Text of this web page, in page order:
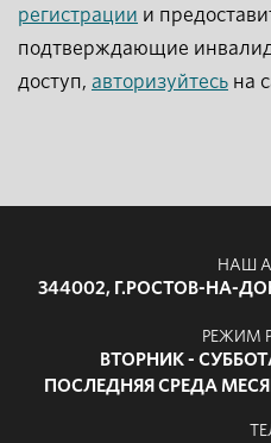
регистрации и
подтверждающие
доступ, авторизуйтесь на
НАШ
344002, Г.РОСТОВ-НА-
РЕЖИМ
ВТОРНИК -
ПОСЛЕДНЯЯ СРЕДА